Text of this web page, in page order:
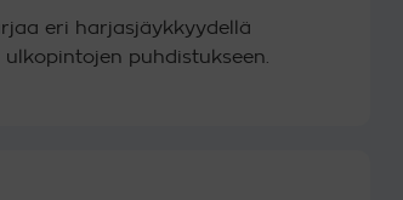
eri harjasjäykkyydellä
puhdistukseen.